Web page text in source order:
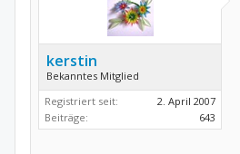
kerstin
Bekanntes Mitglied
Registriert seit:
2. April 2007
Beiträge:
643